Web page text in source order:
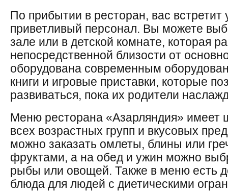
По прибытии в ресторан, вас встретит
приветливый персонал. Вы можете
зале или в детской комнате, которая
непосредственной близости от
оборудована современным
книги и игровые приставки, которые
развиваться, пока их родители
Меню ресторана «Азарляндия» имеет
всех возрастных групп и вкусовых
можно заказать омлеты, блины или
фруктами, а на обед и ужин можно
рыбы или овощей. Также в меню есть
блюда для людей с диетическими